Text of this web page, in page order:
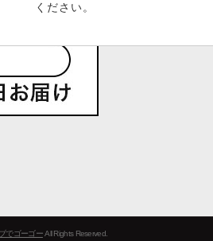
ください。
でゴーゴーAll Rights Reserved.